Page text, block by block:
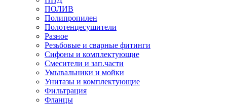
ПОЛИВ
Полипропилен
Полотенцесушители
Разное
Резьбовые и сварные фитинги
Сифоны и комплектующие
Смесители и зап.части
Умывальники и мойки
Унитазы и комплектующие
Фильтрация
Фланцы